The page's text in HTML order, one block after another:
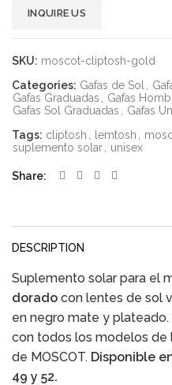
INQUIRE US
SKU: moscot-cliptosh-gold
Categories: Gafas de Sol
Gafas Graduadas
Gafas
Gafas Sol Graduadas
Gafas
Tags: cliptosh lemtosh
suplemento solar
unisex
Share
DESCRIPTION
Suplemento solar para el
dorado con lentes de sol
en negro mate y
con todos los modelos de
de MOSCOT. Disponible
49 y 52.